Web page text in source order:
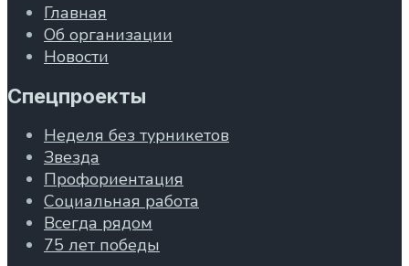
Главная
Об организации
Новости
Спецпроекты
Неделя без турникетов
Звезда
Профориентация
Социальная работа
Всегда рядом
75 лет победы